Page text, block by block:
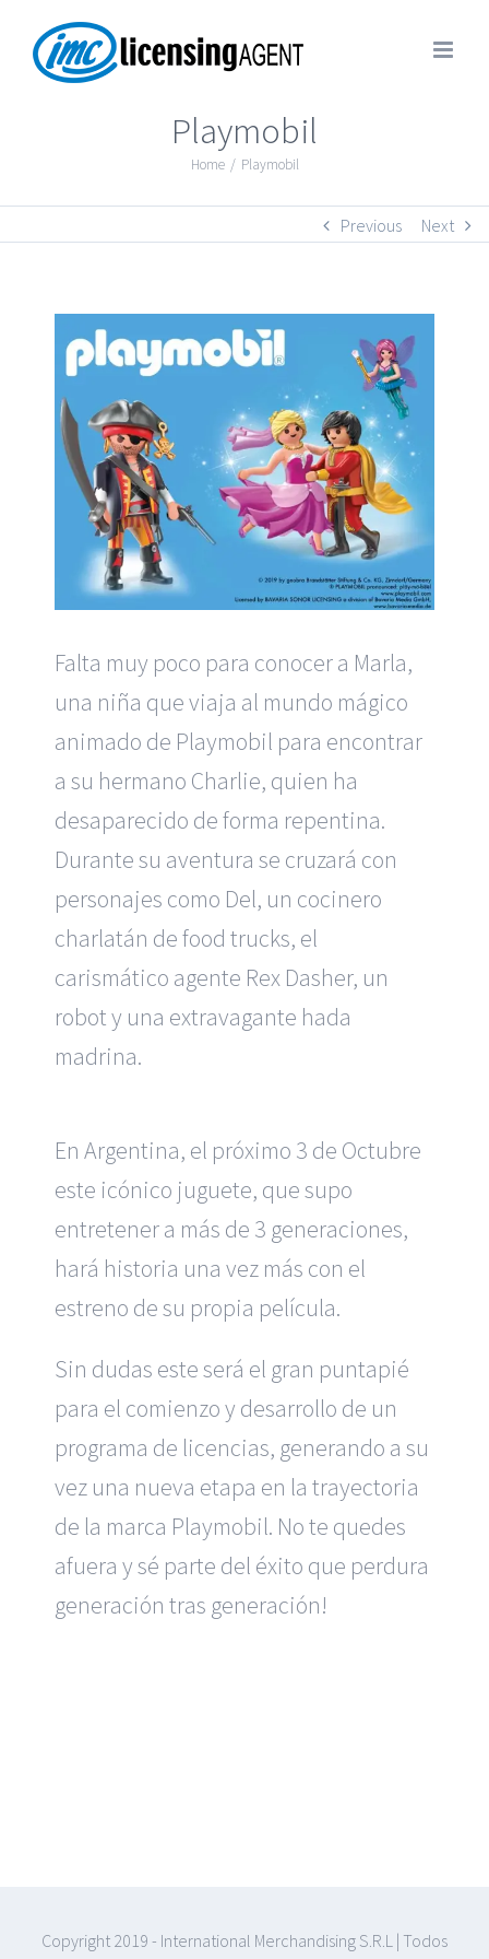
Playmobil
Home / Playmobil
Previous Next
Falta muy poco para conocer a Marla,
una niña que viaja al mundo mágico
animado de Playmobil para encontrar
a su hermano Charlie, quien ha
desaparecido de forma repentina.
Durante su aventura se cruzará con
personajes como Del, un cocinero
charlatán de food trucks, el
carismático agente Rex Dasher, un
robot y una extravagante hada
madrina.
En Argentina, el próximo 3 de Octubre
este icónico juguete, que supo
entretener a más de 3 generaciones,
hará historia una vez más con el
estreno de su propia película.
Sin dudas este será el gran puntapié
para el comienzo y desarrollo de un
programa de licencias, generando a su
vez una nueva etapa en la trayectoria
de la marca Playmobil. No te quedes
afuera y sé parte del éxito que perdura
generación tras generación!
Copyright 2019 - International Merchandising S.R.L | Todos